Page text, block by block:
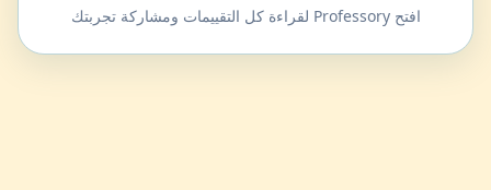
افتح Professory لقراءة كل التقييمات ومشاركة تجربتك